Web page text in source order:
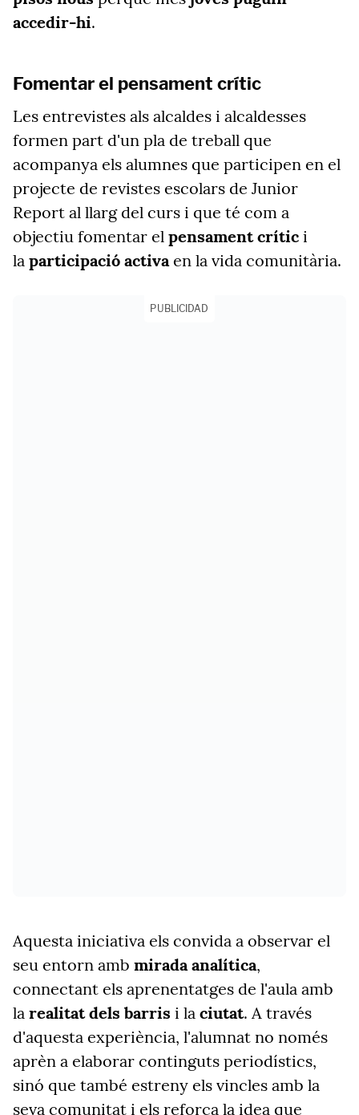
accedir-hi.
Fomentar el pensament crític
Les entrevistes als alcaldes i alcaldesses
formen part d'un pla de treball que
acompanya els alumnes que participen en el
projecte de revistes escolars de Junior
Report al llarg del curs i que té com a
objectiu fomentar el pensament crític i
la participació activa en la vida comunitària.
PUBLICIDAD
Aquesta iniciativa els convida a observar el
seu entorn amb mirada analítica,
connectant els aprenentatges de l'aula amb
la realitat dels barris i la ciutat. A través
d'aquesta experiència, l'alumnat no només
aprèn a elaborar continguts periodístics,
sinó que també estreny els vincles amb la
seva comunitat i els reforça la idea que